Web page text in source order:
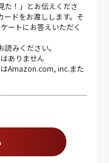
た！」とお伝えくださ
ードをお渡しします。そ
ートにお答えいただく
みください。
ありません
Amazon.com, inc.また